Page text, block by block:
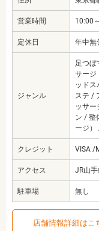
営業時間 10:00
定休日 年中無
ジャンル
足つぼ
サージ
ッド
ステ /
ッサ
ン / 整
ージ）
クレジット VISA /
アクセス JR山
駐車場 無し
店舗情報詳細はこ